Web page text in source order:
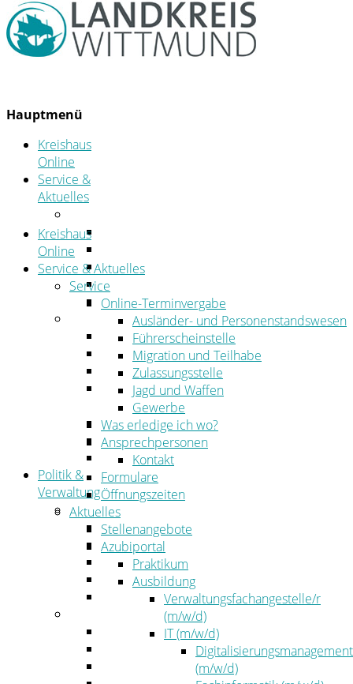
Hauptmenü
Kreishaus
Online
Service &
Aktuelles
Ansprechpersonen
Formulare
Öffnungszeiten
Aktuelles
Stellenangebote
Azubiportal
Pressemitteilungen
Bekanntmachungen & öffentliche
Zustellungen
Kehrbezirksausschreibungen
Amtsblatt
Öffentliche Ausschreibungen
Politik &
Verwaltung
Politik
Kreistag
Kreistagsinformationssystem
Bürgerinformationssystem
Wahlen
Der Landrat
Kreishaus
Online
Service & Aktuelles
Service
Online-Terminvergabe
Ausländer- und Personenstandswesen
Führerscheinstelle
Migration und Teilhabe
Zulassungsstelle
Jagd und Waffen
Gewerbe
Was erledige ich wo?
Ansprechpersonen
Kontakt
Formulare
Öffnungszeiten
Aktuelles
Stellenangebote
Azubiportal
Praktikum
Ausbildung
Verwaltungsfachangestelle/r
(m/w/d)
IT (m/w/d)
Digitalisierungsmanagement
(m/w/d)